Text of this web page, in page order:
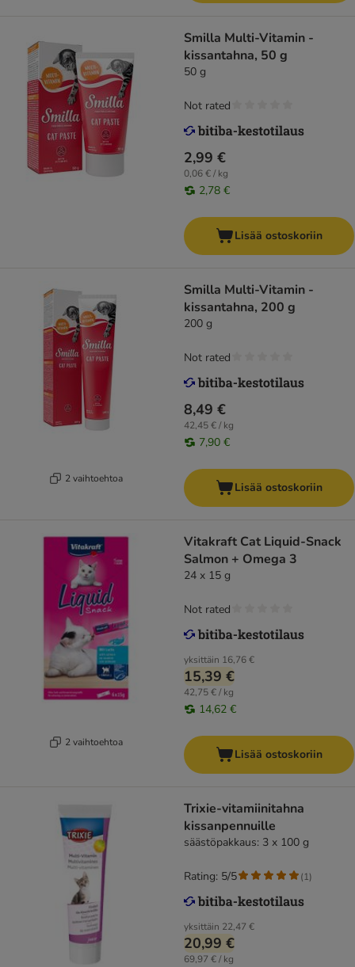
Smilla Multi-Vitamin -
kissantahna, 50 g
50 g
2,99 €
0,06 € / kg
2,78 €
Not rated
Lisää ostoskoriin
2 vaihtoehtoa
Smilla Multi-Vitamin -
kissantahna, 200 g
200 g
8,49 €
42,45 € / kg
7,90 €
Not rated
Lisää ostoskoriin
2 vaihtoehtoa
Vitakraft Cat Liquid-Snack
Salmon + Omega 3
24 x 15 g
yksittäin 16,76 €
15,39 €
42,75 € / kg
14,62 €
Not rated
Lisää ostoskoriin
Trixie-vitamiinitahna
kissanpennuille
säästöpakkaus: 3 x 100 g
yksittäin 22,47 €
20,99 €
69,97 € / kg
Rating: 5/5 (1)